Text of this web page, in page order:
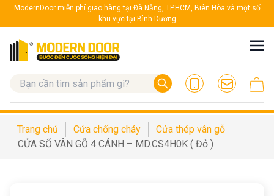
ModernDoor miễn phí giao hàng tại Đà Nẵng, TP.HCM, Biên Hòa và một số
khu vực tại Bình Dương
Trang chủ Cửa chống cháy
Cửa thép vân gỗ
CỬA SỔ VÂN GỖ 4 CÁNH – MD.CS4H0K ( Đỏ )